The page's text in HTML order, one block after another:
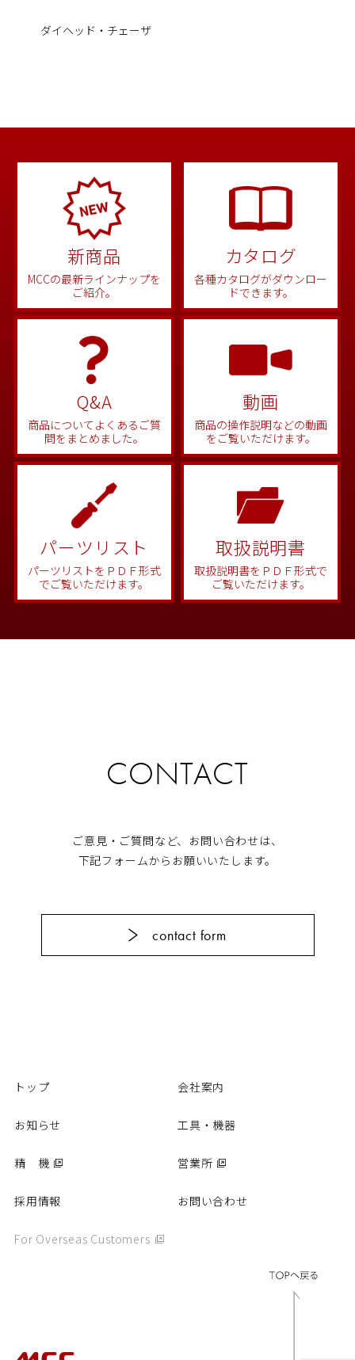
ダイヘッド・チェーザ
新商品
MCCの最新ラインナップを
ご紹介。
カタログ
各種カタログがダウンロー
ドできます。
Q&A
商品についてよくあるご質
問をまとめました。
動画
商品の操作説明などの動画
をご覧いただけます。
パーツリスト
パーツリストをＰＤＦ形式
でご覧いただけます。
取扱説明書
取扱説明書をＰＤＦ形式で
ご覧いただけます。
CONTACT
ご意見・ご質問など、お問い合わせは、
下記フォームからお願いいたします。
contact form
トップ 会社案内
お知らせ 工具・機器
精 機 営業所
採用情報 お問い合わせ
For Overseas Customers